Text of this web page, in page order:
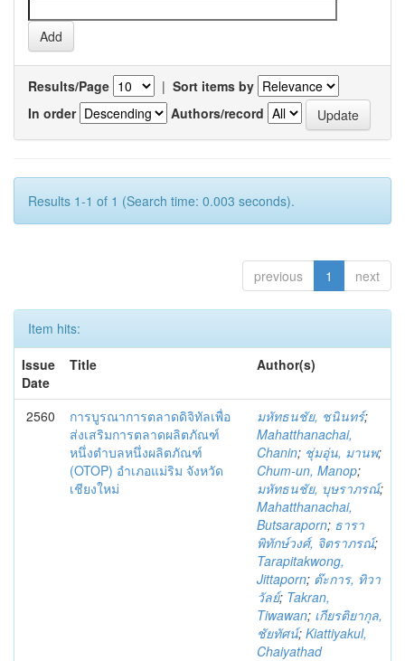
Results/Page | Sort items by
In order
Authors/record
Results 1-1 of 1 (Search time: 0.003 seconds).
previous 1 next
Item hits:
Issue
Date
Title Author(s)
2560
การบูรณาการตลาดดิจิทัลเพื่อ
ส่งเสริมการตลาดผลิตภัณฑ์
หนึ่งตำบลหนึ่งผลิตภัณฑ์
(OTOP) อำเภอแม่ริม จังหวัด
เชียงใหม่
มหัทธนชัย, ชนินทร์;
Mahatthanachai,
Chanin; ชุ่มอุ่น, มานพ;
Chum-un, Manop;
มหัทธนชัย, บุษราภรณ์;
Mahatthanachai,
Butsaraporn; ธารา
พิทักษ์วงศ์, จิตราภรณ์;
Tarapitakwong,
Jittaporn; ต๊ะการ, ทิวา
วัลย์; Takran,
Tiwawan; เกียรติยากุล,
ชัยทัศน์; Kiattiyakul,
Chaiyathad